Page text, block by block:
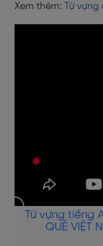
Xem thêm: Từ
Từ vựng tiếng
QUÊ VIỆT